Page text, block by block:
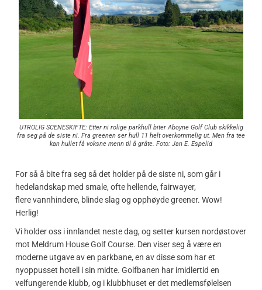
UTROLIG SCENESKIFTE: Etter ni rolige parkhull biter Aboyne Golf Club skikkelig
fra seg på de siste ni. Fra greenen ser hull 11 helt overkommelig ut. Men fra tee
kan hullet få voksne menn til å gråte. Foto: Jan E. Espelid
For så å bite fra seg så det holder på de siste ni, som går i
hedelandskap med smale, ofte hellende, fairwayer,
flere vannhindere, blinde slag og opphøyde greener. Wow!
Herlig!
Vi holder oss i innlandet neste dag, og setter kursen nordøstover
mot Meldrum House Golf Course. Den viser seg å være en
moderne utgave av en parkbane, en av disse som har et
nyoppusset hotell i sin midte. Golfbanen har imidlertid en
velfungerende klubb, og i klubbhuset er det medlemsfølelsen